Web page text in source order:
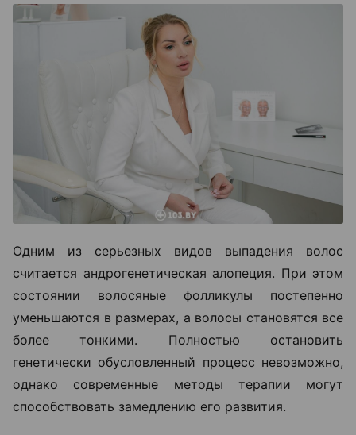
Одним из серьезных видов выпадения волос
считается андрогенетическая алопеция. При этом
состоянии волосяные фолликулы постепенно
уменьшаются в размерах, а волосы становятся все
более тонкими. Полностью остановить
генетически обусловленный процесс невозможно,
однако современные методы терапии могут
способствовать замедлению его развития.